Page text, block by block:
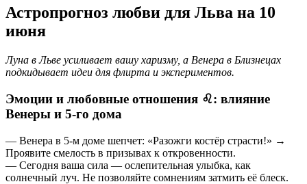
Астропрогноз любви для Льва на 10
июня
Луна в Льве усиливает вашу харизму, а Венера в Близнецах
подкидывает идеи для флирта и экспериментов.
Эмоции и любовные отношения ♌️: влияние
Венеры и 5-го дома
— Венера в 5-м доме шепчет: «Разожги костёр страсти!» →
Проявите смелость в призывах к откровенности.
— Сегодня ваша сила — ослепительная улыбка, как
солнечный луч. Не позволяйте сомнениям затмить её блеск.